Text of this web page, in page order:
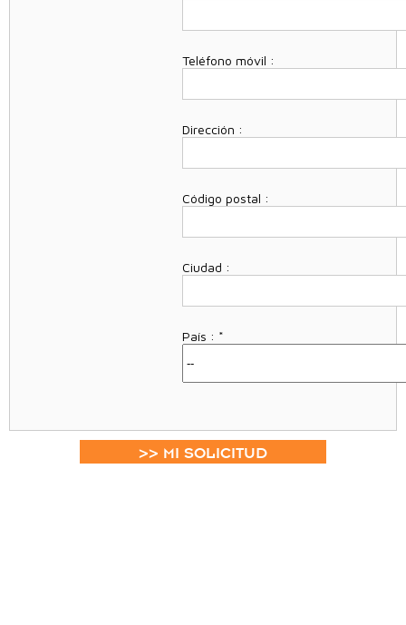
Teléfono móvil :
Dirección :
Código postal :
Ciudad :
País : *
>> MI SOLICITUD